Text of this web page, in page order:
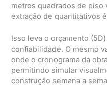
metros quadrados de piso
extração de quantitativos
Isso leva o orçamento
confiabilidade. O mesmo
onde o cronograma da
permitindo simular
construção semana a